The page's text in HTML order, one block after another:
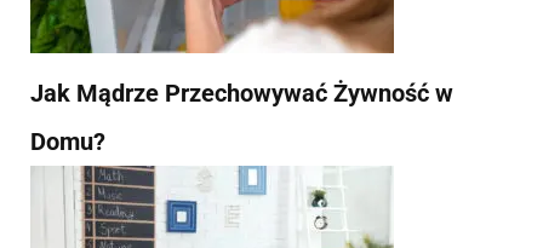
Jak Mądrze Przechowywać Żywność w
Domu?